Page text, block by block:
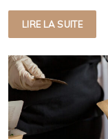
LIRE LA SUITE